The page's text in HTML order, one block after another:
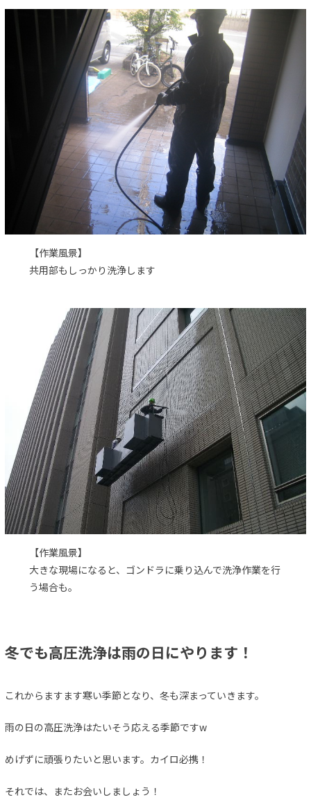
【作業風景】
共用部もしっかり洗浄します
【作業風景】
大きな現場になると、ゴンドラに乗り込んで洗浄作業を行
う場合も。
冬でも高圧洗浄は雨の日にやります！
これからますます寒い季節となり、冬も深まっていきます。
雨の日の高圧洗浄はたいそう応える季節ですw
めげずに頑張りたいと思います。カイロ必携！
それでは、またお会いしましょう！